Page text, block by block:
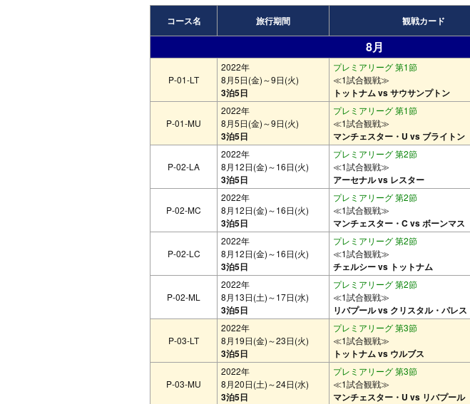
コース名 旅行期間 観戦カード
8月
P-01-LT
2022年
8月5日(金)～9日(火)
3泊5日
プレミアリーグ 第1節
≪1試合観戦≫
トットナム vs サウサンプトン
P-01-MU
2022年
8月5日(金)～9日(火)
3泊5日
プレミアリーグ 第1節
≪1試合観戦≫
マンチェスター・U vs ブライトン
P-02-LA
2022年
8月12日(金)～16日(火)
3泊5日
プレミアリーグ 第2節
≪1試合観戦≫
アーセナル vs レスター
P-02-MC
2022年
8月12日(金)～16日(火)
3泊5日
プレミアリーグ 第2節
≪1試合観戦≫
マンチェスター・C vs ボーンマス
P-02-LC
2022年
8月12日(金)～16日(火)
3泊5日
プレミアリーグ 第2節
≪1試合観戦≫
チェルシー vs トットナム
P-02-ML
2022年
8月13日(土)～17日(水)
3泊5日
プレミアリーグ 第2節
≪1試合観戦≫
リバプール vs クリスタル・パレス
P-03-LT
2022年
8月19日(金)～23日(火)
3泊5日
プレミアリーグ 第3節
≪1試合観戦≫
トットナム vs ウルブス
P-03-MU
2022年
8月20日(土)～24日(水)
3泊5日
プレミアリーグ 第3節
≪1試合観戦≫
マンチェスター・U vs リバプール